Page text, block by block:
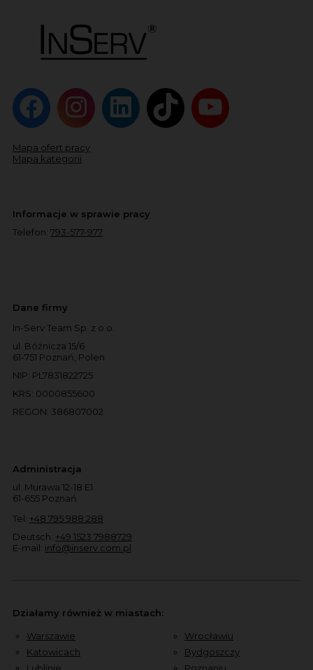
Mapa ofert pracy
Mapa kategorii
Informacje w sprawie pracy
Telefon: 793-577-977
Dane firmy
In-Serv Team Sp. z o.o.
ul. Bóżnicza 15/6
61-751 Poznań, Polen
NIP: PL7831822725
KRS: 0000855600
REGON: 386807002
Administracja
ul. Murawa 12-18 E1
61-655 Poznań
Tel: +48 795 988 288
Deutsch: +49 1523 7988729
E-mail: info@inserv.com.pl
Działamy również w miastach:
Warszawie
Katowicach
Lublinie
Wrocławiu
Bydgoszczy
Poznaniu